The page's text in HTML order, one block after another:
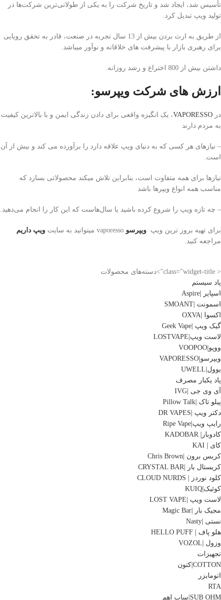
< class="widget-title">دسته‌های محصولات
پاد سیستم
اسپایر |Aspire
اسمونت |SMOANT
اکسوا |OXVA
گیک ویپ |Geek Vape
لاست ویپ|LOSTVAPE
ووپو|VOOPOO
ویپرسو|VAPORESSO
یوول|UWELL
پاد یکبار مصرف
آی وی جی |IVG
پیلو تاک |Pillow Talk
دکتر ویپ |DR VAPES
رایپ ویپ|Ripe Vape
کادوبار| KADOBAR
کای | KAI
کریس برون |Chris Brown
کریستال بار |CRYSTAL BAR
کلود نوردز | CLOUD NURDS
کوئیک|KUIQ
لاست ویپ |LOST VAPE
مجیک بار |Magic Bar
نستی |Nasty
هلو پاف | HELLO PUFF
وزول |VOZOL
تجهیزات
COTTON|کتون
اتومایزر
RTA
SUB OHM|ساب اهم
تأسیس شد، ایجاد شد و تاریخ شرکت را به یکی از طولانی‌ترین شرکت‌ها در
تولید ویپ تبدیل کرد.
از طریق به ارث بردن بیش از 13 سال تجربه در صنعت، قادر به تحقق رویایی
برای رهبری بازار با پیشرفت های خلاقانه و نوآور میباشد.
داشتن بیش از 800 اختراع و رشد روزانه.
ارزش های شرکت ویپرسو:
در VAPORESSO، یک انگیزه واقعی برای دادن زندگی ایمن و با بالاترین کیفیت
به مردم دارند
– نیازهای هر کسی که به دنیای ویپ علاقه دارد را برآورده می کند و بیش از آن
است.
نیازها برای همه متفاوت است، بنابراین تلاش میکند محصولاتی بسازد که
مناسب همه انواع ویپرها باشد
– چه تازه ویپ را شروع کرده باشید یا سال‌هاست که این کار را انجام می‌دهید.
برای تهیه بروز ترین ویپ ویپرسو
ویپ داریم
مراجعه کنید.